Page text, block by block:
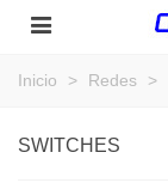
Inicio > Redes >
SWITCHES